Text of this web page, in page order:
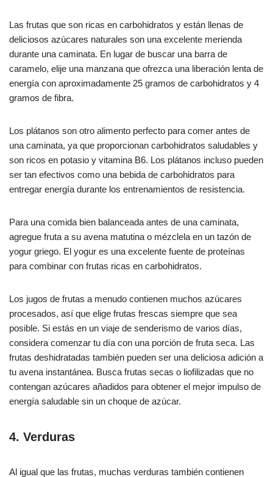
Las frutas que son ricas en carbohidratos y están llenas de
deliciosos azúcares naturales son una excelente merienda
durante una caminata. En lugar de buscar una barra de
caramelo, elije una manzana que ofrezca una liberación lenta de
energía con aproximadamente 25 gramos de carbohidratos y 4
gramos de fibra.
Los plátanos son otro alimento perfecto para comer antes de
una caminata, ya que proporcionan carbohidratos saludables y
son ricos en potasio y vitamina B6. Los plátanos incluso pueden
ser tan efectivos como una bebida de carbohidratos para
entregar energía durante los entrenamientos de resistencia.
Para una comida bien balanceada antes de una caminata,
agregue fruta a su avena matutina o mézclela en un tazón de
yogur griego. El yogur es una excelente fuente de proteínas
para combinar con frutas ricas en carbohidratos.
Los jugos de frutas a menudo contienen muchos azúcares
procesados, así que elige frutas frescas siempre que sea
posible. Si estás en un viaje de senderismo de varios días,
considera comenzar tu día con una porción de fruta seca. Las
frutas deshidratadas también pueden ser una deliciosa adición a
tu avena instantánea. Busca frutas secas o liofilizadas que no
contengan azúcares añadidos para obtener el mejor impulso de
energía saludable sin un choque de azúcar.
4. Verduras
Al igual que las frutas, muchas verduras también contienen